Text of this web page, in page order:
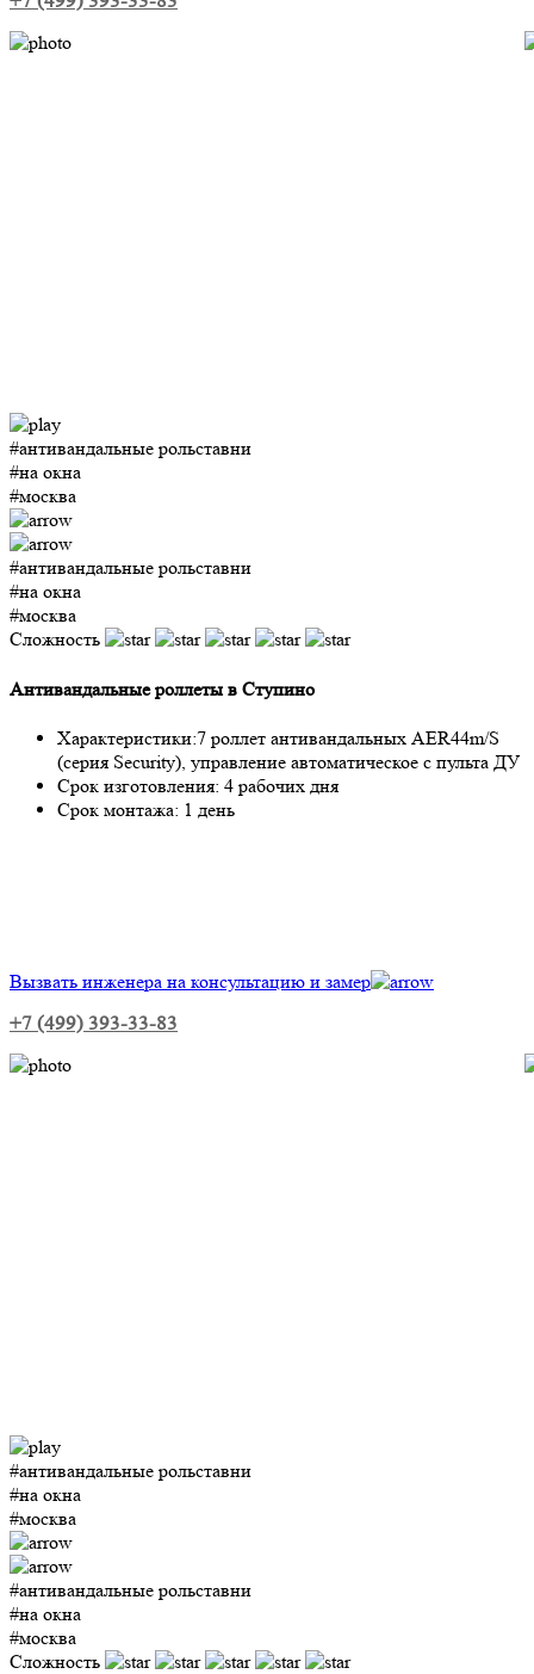
#антивандальные рольставни
#на окна
#москва
#антивандальные рольставни
#на окна
#москва
Сложность
Антивандальные роллеты в Ступино
Характеристики:7 роллет антивандальных AER44m/S
(серия Security), управление автоматическое с пульта ДУ
Срок изготовления: 4 рабочих дня
Срок монтажа: 1 день
Вызвать инженера на консультацию и замер
+7 (499) 393-33-83
#антивандальные рольставни
#на окна
#москва
#антивандальные рольставни
#на окна
#москва
Сложность